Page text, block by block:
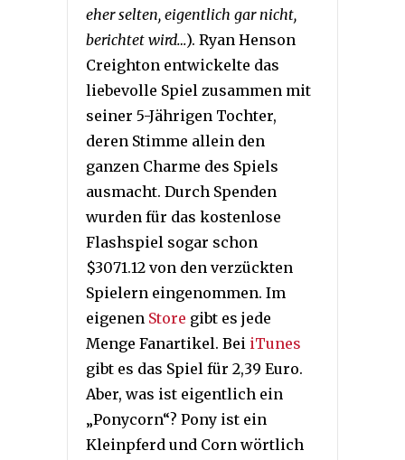
eher selten, eigentlich gar nicht,
berichtet wird…). Ryan Henson
Creighton entwickelte das
liebevolle Spiel zusammen mit
seiner 5-Jährigen Tochter,
deren Stimme allein den
ganzen Charme des Spiels
ausmacht. Durch Spenden
wurden für das kostenlose
Flashspiel sogar schon
$3071.12 von den verzückten
Spielern eingenommen. Im
eigenen Store gibt es jede
Menge Fanartikel. Bei iTunes
gibt es das Spiel für 2,39 Euro.
Aber, was ist eigentlich ein
„Ponycorn“? Pony ist ein
Kleinpferd und Corn wörtlich